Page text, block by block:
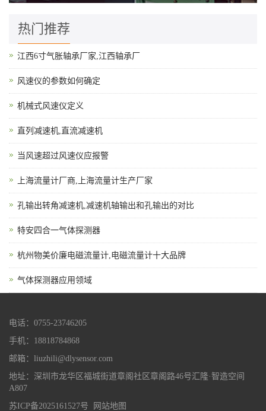
热门推荐
江西6寸气胀轴承厂家,江西轴承厂
风速仪的参数如何确定
机械式风速仪定义
直列减速机,直流减速机
当风速超过风速仪应报警
上海流量计厂商,上海流量计生产厂家
孔输出转角减速机,减速机轴输出和孔输出的对比
特安四合一气体探测器
杭州物美价廉电磁流量计,电磁流量计十大品牌
气体探测器应用领域
电话：0755-23746205
手机：18818784868
邮箱：liuzhili@dlysensor.com
地址：深圳市龙华区福城街道章阁社区章阁路46号汇隆·智造空间
A807
苏ICP备2025161527号
网站地图